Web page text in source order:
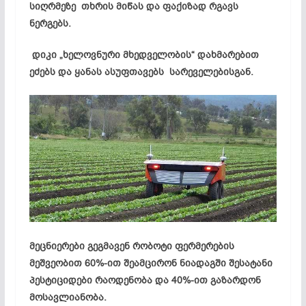
სიღრმეზე თხრის მიწას და ფაქიზად რგავს
ნერგებს.
დიკი „ხელოვნური მხედველობის“ დახმარებით
ეძებს და ყანას ასუფთავებს სარეველებისგან.
მეცნიერები გეგმავენ რობოტი ფერმერების
მეშვეობით 60%-ით შეამცირონ ნიადაგში შესატანი
პესტიციდები რაოდენობა და 40%-ით გაზარდონ
მოსავლიანობა.